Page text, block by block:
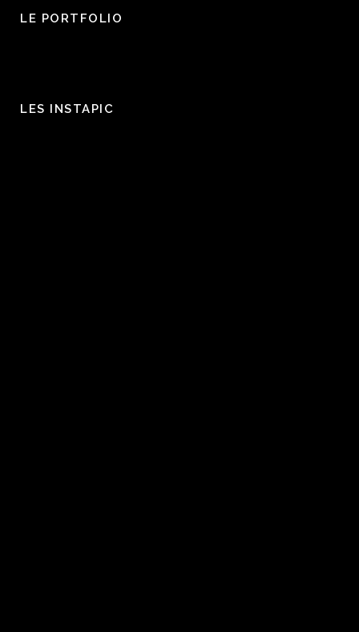
LE PORTFOLIO
LES INSTAPIC